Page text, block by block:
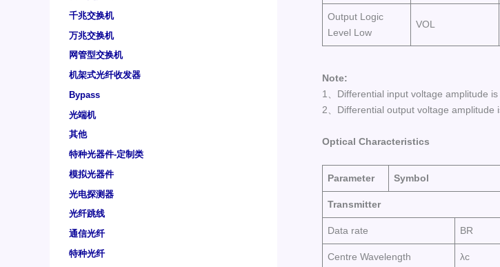
千兆交换机
万兆交换机
网管型交换机
机架式光纤收发器
Bypass
光端机
其他
特种光器件-定制类
模拟光器件
光电探测器
光纤跳线
通信光纤
特种光纤
Output Logic
Level Low
VOL
Note:
1、Differential input voltage amplitude
2、Differential output voltage amplitude
Optical Characteristics
Parameter Symbol
Transmitter
Data rate BR
Centre Wavelength λc